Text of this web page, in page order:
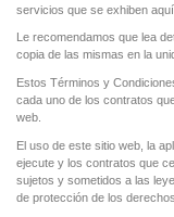
servicios que se exhiben aquí.
Le recomendamos que lea
copia de las mismas en la
Estos Términos y
cada uno de los contratos
web.
El uso de este sitio web, la
ejecute y los contratos que
sujetos y sometidos a las
de protección de los